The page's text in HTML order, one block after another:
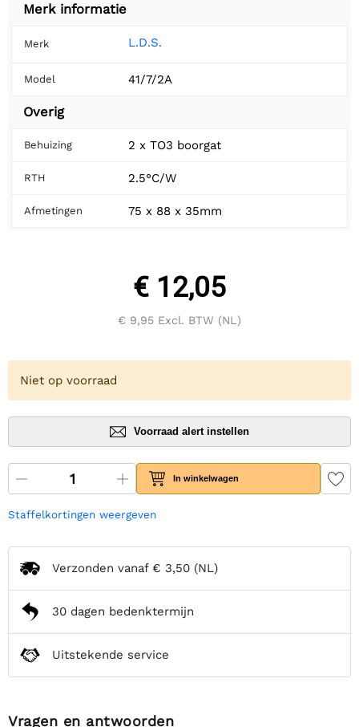
Merk informatie
Merk L.D.S.
Model 41/7/2A
Overig
Behuizing 2 x TO3 boorgat
RTH 2.5°C/W
Afmetingen 75 x 88 x 35mm
€ 12,05
€ 9,95 Excl. BTW (NL)
Niet op voorraad
Voorraad alert instellen
In winkelwagen
Staffelkortingen weergeven
Verzonden vanaf € 3,50 (NL)
30 dagen bedenktermijn
Uitstekende service
Vragen en antwoorden